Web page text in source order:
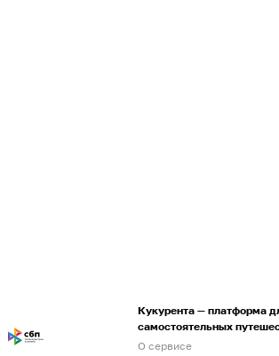
Кукурента — платформа
самостоятельных
О сервисе